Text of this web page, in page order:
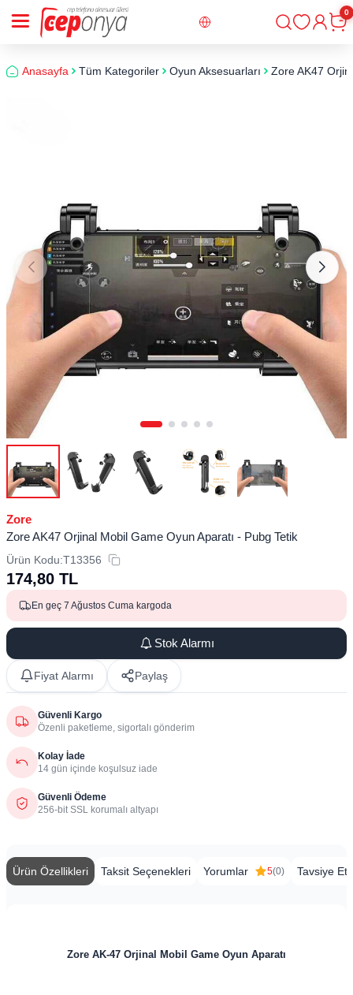
Giriş
0
Anasayfa Tüm Kategoriler Oyun Aksesuarları Zore AK47
Zore
Zore AK47 Orjinal Mobil Game Oyun Aparatı - Pubg Tetik
Ürün Kodu:T13356
174,80 TL
En geç 7 Ağustos Cuma kargoda
Stok Alarmı
Fiyat Alarmı Paylaş
Güvenli Kargo
Özenli paketleme, sigortalı gönderim
Kolay İade
14 gün içinde koşulsuz iade
Güvenli Ödeme
256-bit SSL korumalı altyapı
Ürün Özellikleri Taksit Seçenekleri Yorumlar 5(0) Tavsiye Et
Zore AK-47 Orjinal Mobil Game Oyun Aparatı